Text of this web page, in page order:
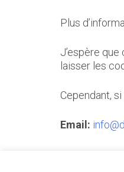
Plus
J’espère
laisser les
Cependant,
Email: